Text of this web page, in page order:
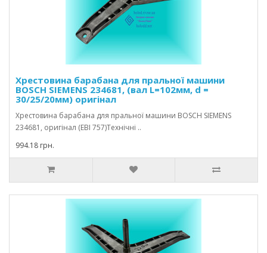
Хрестовина барабана для пральної машини
BOSCH SIEMENS 234681, (вал L=102мм, d =
30/25/20мм) оригінал
Хрестовина барабана для пральної машини BOSCH SIEMENS
234681, оригінал (EBI 757)Технічні ..
994.18 грн.